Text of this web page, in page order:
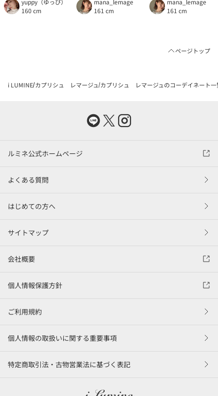
160 cm
161 cm
161 cm
ページトップ
i LUMINE カプリシュ レマージュ カプリシュ レマージュのコーデイネート一
ルミネ公式ホームページ
よくある質問
はじめての方へ
サイトマップ
会社概要
個人情報保護方針
ご利用規約
個人情報の取扱いに関する重要事項
特定商取引法・古物営業法に基づく表記